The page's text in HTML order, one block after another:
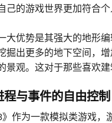
己的游戏世界更加符合
大优势是其强大的地形
掘出更多的地下空间，
景观。这对于那些喜欢
与事件的自由控制
》作为一款模拟类游戏